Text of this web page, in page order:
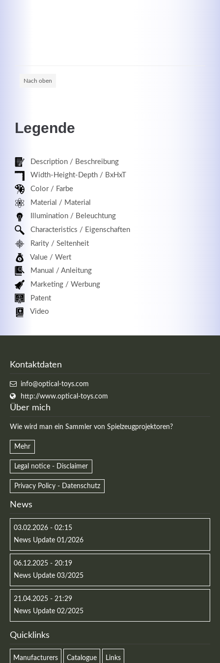
Nach oben
Legende
Description / Beschreibung
Width-Height-Depth / BxHxT
Color / Farbe
Material / Material
Illumination / Beleuchtung
Characteristics / Eigenschaften
Rarity / Seltenheit
Value / Wert
Manual / Anleitung
Marketing / Werbung
Patent
Video
Kontaktdaten
info@optical-toys.com
http://www.optical-toys.com
Über mich
Wie wird man ein Sammler von Spielzeugprojektoren?
Mehr
Legal notice - Disclaimer
Privacy Policy - Datenschutz
News
03.02.2026 - 02:15
News Update 01/2026
06.12.2025 - 20:19
News Update 03/2025
21.04.2025 - 21:29
News Update 02/2025
Quicklinks
Manufacturers Catalogue Links